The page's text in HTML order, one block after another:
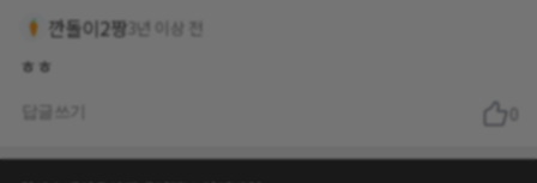
깐돌이2짱 3년 이상 전
ㅎㅎ